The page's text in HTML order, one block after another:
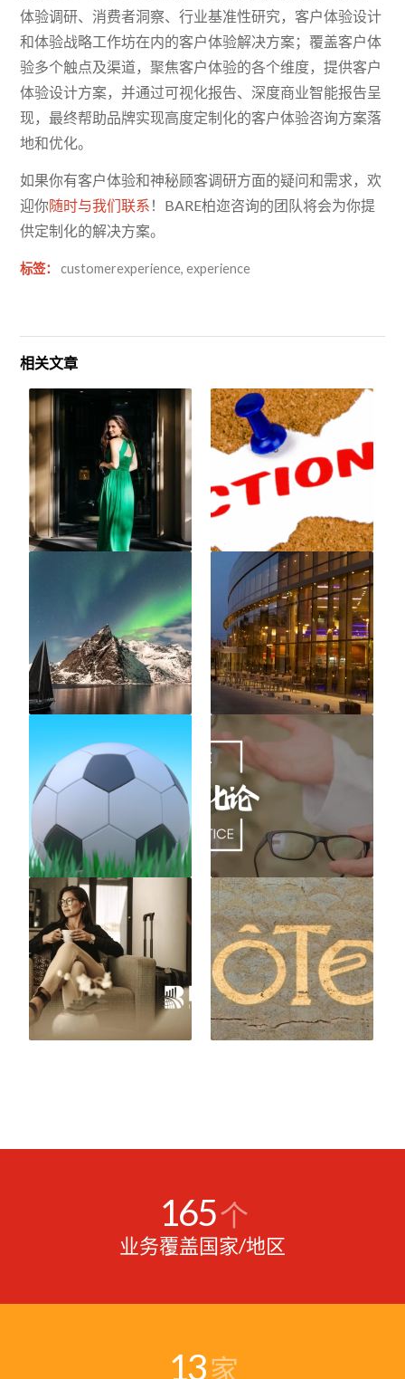
体验调研、消费者洞察、行业基准性研究，客户体验设计
和体验战略工作坊在内的客户体验解决方案；覆盖客户体
验多个触点及渠道，聚焦客户体验的各个维度，提供客户
体验设计方案，并通过可视化报告、深度商业智能报告呈
现，最终帮助品牌实现高度定制化的客户体验咨询方案落
地和优化。
如果你有客户体验和神秘顾客调研方面的疑问和需求，欢
迎你随时与我们联系 ！BARE柏迩咨询的团队将会为你提
供定制化的解决方案。
标签： customerexperience,experience
相关文章
165个
业务覆盖国家/地区
13家